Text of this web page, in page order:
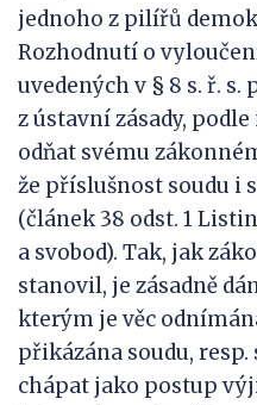
jednoho z pilířů
Rozhodnutí o
uvedených v § 8 s. ř.
z ústavní zásady,
odňat svému
že příslušnost soudu i
(článek 38 odst. 1
a svobod). Tak, jak
stanovil, je zásadně
kterým je věc
přikázána soudu,
chápat jako postup